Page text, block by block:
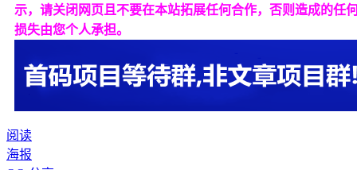
示，请关闭网页且不要在本站拓展任何合作，否则造成的任
损失由您个人承担。
阅读
海报